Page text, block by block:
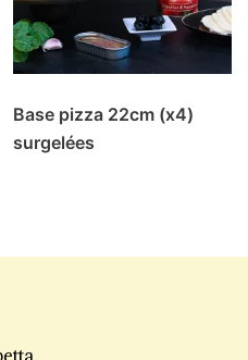
Base pizza 22cm (x4)
surgelées